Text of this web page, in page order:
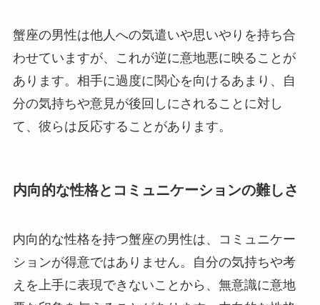
蟹座の男性は他人への気遣いや思いやりを持ち合
わせていますが、これが逆に意地悪に映ることが
あります。相手に過度に関心を向けるあまり、自
分の気持ちや意見が後回しにされることに対し
て、彼らは反応することがあります。
内向的な性格とコミュニケーションの難しさ
内向的な性格を持つ蟹座の男性は、コミュニケー
ションが得意ではありません。自分の気持ちや考
えを上手に表現できないことから、無意識に意地